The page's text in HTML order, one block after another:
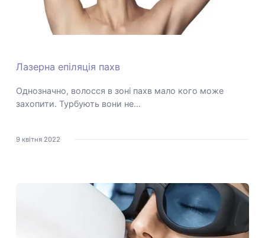
Лазерна епіляція пахв
Однозначно, волосся в зоні пахв мало кого може
захопити. Турбують вони не…
9 квітня 2022